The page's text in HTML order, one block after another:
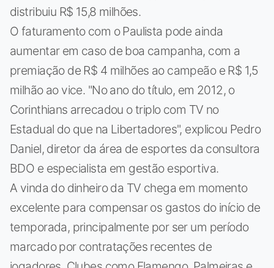
distribuiu R$ 15,8 milhões.
O faturamento com o Paulista pode ainda
aumentar em caso de boa campanha, com a
premiação de R$ 4 milhões ao campeão e R$ 1,5
milhão ao vice. "No ano do título, em 2012, o
Corinthians arrecadou o triplo com TV no
Estadual do que na Libertadores", explicou Pedro
Daniel, diretor da área de esportes da consultora
BDO e especialista em gestão esportiva.
A vinda do dinheiro da TV chega em momento
excelente para compensar os gastos do início de
temporada, principalmente por ser um período
marcado por contratações recentes de